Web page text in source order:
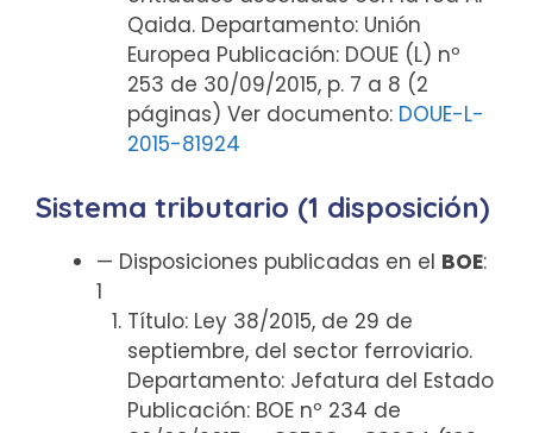
Qaida. Departamento: Unión
Europea Publicación: DOUE (L) nº
253 de 30/09/2015, p. 7 a 8 (2
páginas) Ver documento: DOUE-L-
2015-81924
Sistema tributario (1 disposición)
— Disposiciones publicadas en el BOE:
1
Título: Ley 38/2015, de 29 de
septiembre, del sector ferroviario.
Departamento: Jefatura del Estado
Publicación: BOE nº 234 de